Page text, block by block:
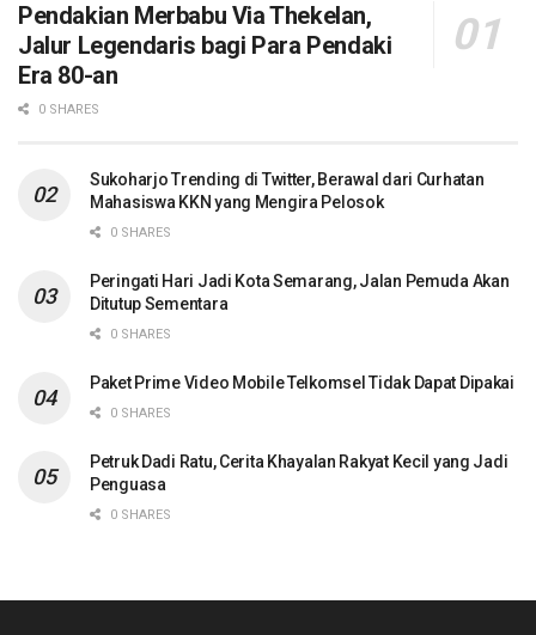
Pendakian Merbabu Via Thekelan,
Jalur Legendaris bagi Para Pendaki
Era 80-an
0 SHARES
Sukoharjo Trending di Twitter, Berawal dari Curhatan
Mahasiswa KKN yang Mengira Pelosok
0 SHARES
Peringati Hari Jadi Kota Semarang, Jalan Pemuda Akan
Ditutup Sementara
0 SHARES
Paket Prime Video Mobile Telkomsel Tidak Dapat Dipakai
0 SHARES
Petruk Dadi Ratu, Cerita Khayalan Rakyat Kecil yang Jadi
Penguasa
0 SHARES